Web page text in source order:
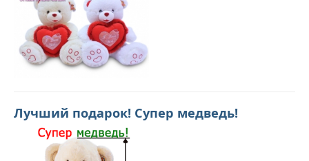
Лучший подарок! Супер медведь!